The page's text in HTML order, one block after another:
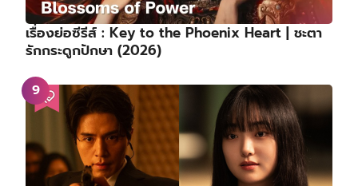
เรื่องย่อซีรีส์ : Key to the Phoenix Heart | ชะตา
รักกระดูกปักษา (2026)